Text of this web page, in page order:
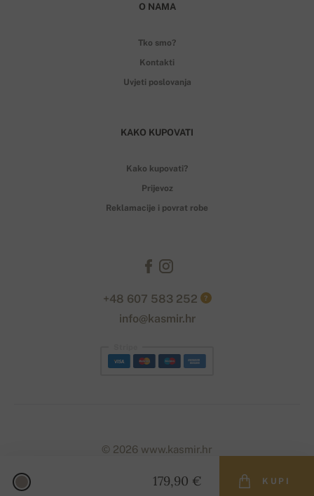
179,90 € KUPI
O NAMA
Tko smo?
Kontakti
Uvjeti poslovanja
KAKO KUPOVATI
Kako kupovati?
Prijevoz
Reklamacije i povrat robe
+48 607 583 252 ?
info@kasmir.hr
© 2026 www.kasmir.hr
. | Powered by .